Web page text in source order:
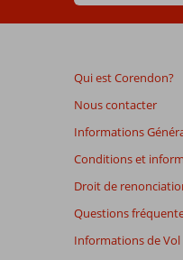
ne
sont
afin
de
la
avis
savoir
Qui est Corendon?
Nous contacter
Informations
Conditions et
Droit de
Questions
Informations de Vol